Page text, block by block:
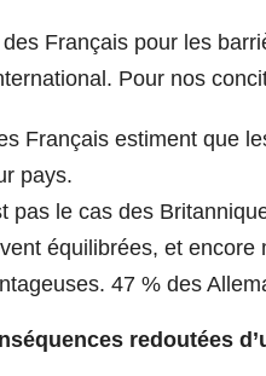
des Français pour les
Pour nos
Français estiment que
pays.
pas le cas des
équilibrées, et encore
47 % des
redoutées